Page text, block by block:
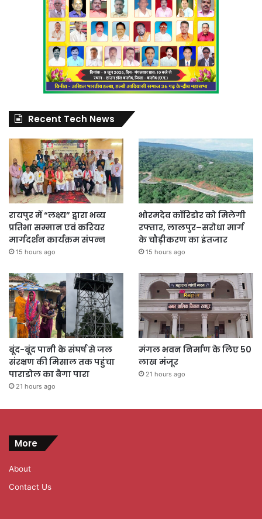
Recent Tech News
रायपुर में “लक्ष्य” द्वारा भव्य
प्रतिभा सम्मान एवं करियर
मार्गदर्शन कार्यक्रम संपन्न
15 hours ago
भोरमदेव कॉरिडोर को मिलेगी
रफ्तार, लालपुर–सरोधा मार्ग
के चौड़ीकरण का इंतजार
15 hours ago
बूंद-बूंद पानी के संघर्ष से जल
संरक्षण की मिसाल तक पहुंचा
पाराडोल का बैगा पारा
21 hours ago
मंगल भवन निर्माण के लिए 50
लाख मंजूर
21 hours ago
More
About
Contact Us